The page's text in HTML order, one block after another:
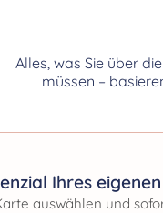
Alles, was Sie über
müssen –
Ihres
auswählen und